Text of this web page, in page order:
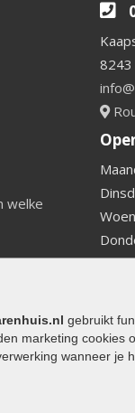
gebruikt
marketing cookies
wanneer je
welke
8243